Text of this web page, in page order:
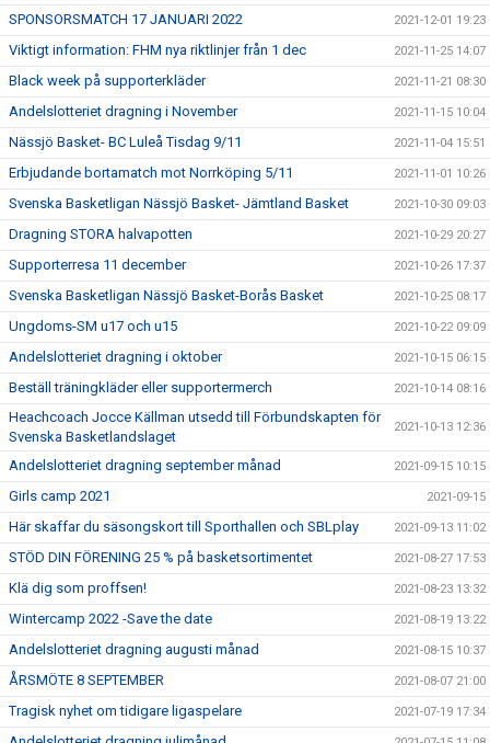
SPONSORSMATCH 17 JANUARI 2022 2021-12-01 19:23
Viktigt information: FHM nya riktlinjer från 1 dec 2021-11-25 14:07
Black week på supporterkläder 2021-11-21 08:30
Andelslotteriet dragning i November 2021-11-15 10:04
Nässjö Basket- BC Luleå Tisdag 9/11 2021-11-04 15:51
Erbjudande bortamatch mot Norrköping 5/11 2021-11-01 10:26
Svenska Basketligan Nässjö Basket- Jämtland Basket 2021-10-30 09:03
Dragning STORA halvapotten 2021-10-29 20:27
Supporterresa 11 december 2021-10-26 17:37
Svenska Basketligan Nässjö Basket-Borås Basket 2021-10-25 08:17
Ungdoms-SM u17 och u15 2021-10-22 09:09
Andelslotteriet dragning i oktober 2021-10-15 06:15
Beställ träningkläder eller supportermerch 2021-10-14 08:16
Heachcoach Jocce Källman utsedd till Förbundskapten för
Svenska Basketlandslaget
2021-10-13 12:36
Andelslotteriet dragning september månad 2021-09-15 10:15
Girls camp 2021 2021-09-15
Här skaffar du säsongskort till Sporthallen och SBLplay 2021-09-13 11:02
STÖD DIN FÖRENING 25 % på basketsortimentet 2021-08-27 17:53
Klä dig som proffsen! 2021-08-23 13:32
Wintercamp 2022 -Save the date 2021-08-19 13:22
Andelslotteriet dragning augusti månad 2021-08-15 10:37
ÅRSMÖTE 8 SEPTEMBER 2021-08-07 21:00
Tragisk nyhet om tidigare ligaspelare 2021-07-19 17:34